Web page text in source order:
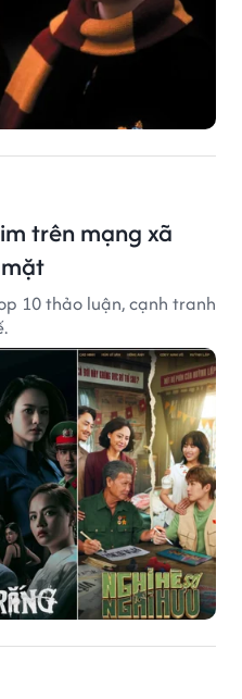
trên mạng xã
10 thảo luận, cạnh tranh